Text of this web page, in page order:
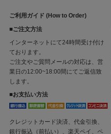
ご利用ガイド (How to Order)
■ご注文方法
インターネットにて24時間受け付け
ております。
ご注文やご質問メールの対応は、営
業日の12:00~18:00間にてご返信致
します。
■お支払い方法
クレジットカード決済、代金引換、
銀行振込（前払い）、楽天ペイ、ペ